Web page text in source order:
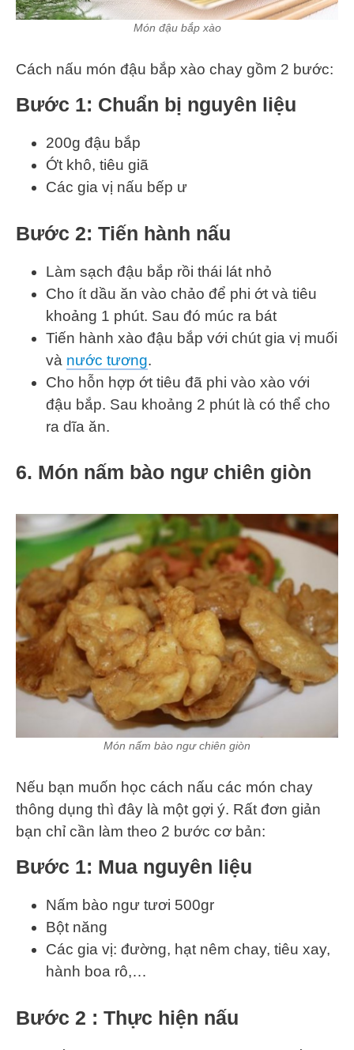
Món đậu bắp xào
Cách nấu món đậu bắp xào chay gồm 2 bước:
Bước 1: Chuẩn bị nguyên liệu
200g đậu bắp
Ớt khô, tiêu giã
Các gia vị nấu bếp ư
Bước 2: Tiến hành nấu
Làm sạch đậu bắp rồi thái lát nhỏ
Cho ít dầu ăn vào chảo để phi ớt và tiêu
khoảng 1 phút. Sau đó múc ra bát
Tiến hành xào đậu bắp với chút gia vị muối
và nước tương.
Cho hỗn hợp ớt tiêu đã phi vào xào với
đậu bắp. Sau khoảng 2 phút là có thể cho
ra dĩa ăn.
6. Món nấm bào ngư chiên giòn
Món nấm bào ngư chiên giòn
Nếu bạn muốn học cách nấu các món chay
thông dụng thì đây là một gợi ý. Rất đơn giản
bạn chỉ cần làm theo 2 bước cơ bản:
Bước 1: Mua nguyên liệu
Nấm bào ngư tươi 500gr
Bột năng
Các gia vị: đường, hạt nêm chay, tiêu xay,
hành boa rô,…
Bước 2 : Thực hiện nấu